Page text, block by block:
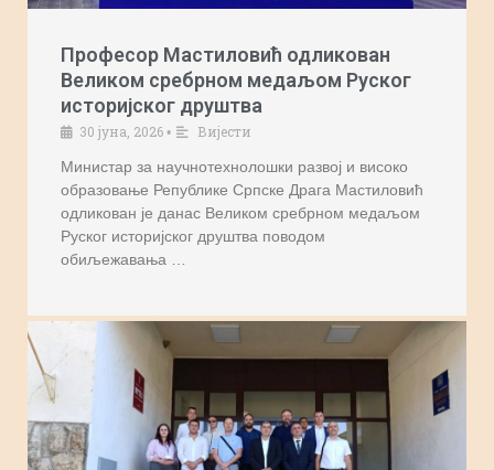
Професор Мастиловић одликован
Великом сребрном медаљом Руског
историјског друштва
30 јуна, 2026 •
Вијести
Министар за научнотехнолошки развој и високо
образовање Републике Српске Драга Мастиловић
одликован је данас Великом сребрном медаљом
Руског историјског друштва поводом
обиљежавања …